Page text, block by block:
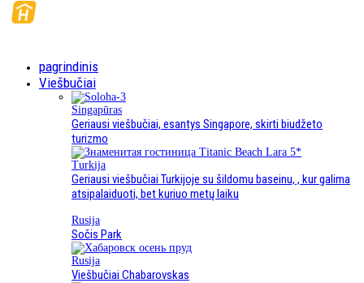
pagrindinis
Viešbučiai
Singapūras
Geriausi viešbučiai, esantys Singapore, skirti biudžeto
turizmo
Turkija
Geriausi viešbučiai Turkijoje su šildomu baseinu, , kur galima
atsipalaiduoti, bet kuriuo metų laiku
Rusija
Sočis Park
Rusija
Viešbučiai Chabarovskas